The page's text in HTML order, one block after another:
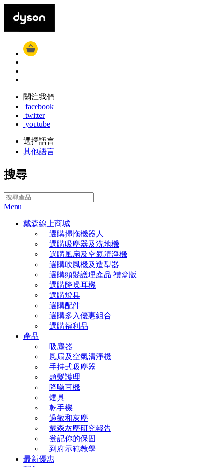
關注我們
facebook
twitter
youtube
選擇語言
其他語言
搜尋
Menu
戴森線上商城
選購掃拖機器人
選購吸塵器及洗地機
選購風扇及空氣清淨機
選購吹風機及造型器
選購頭髮護理產品 禮盒版
選購降噪耳機
選購燈具
選購配件
選購多入優惠組合
選購福利品
產品
吸塵器
風扇及空氣清淨機
手持式吸塵器
頭髮護理
降噪耳機
燈具
乾手機
過敏和灰塵
戴森灰塵研究報告
登記你的保固
到府示範教學
最新優惠